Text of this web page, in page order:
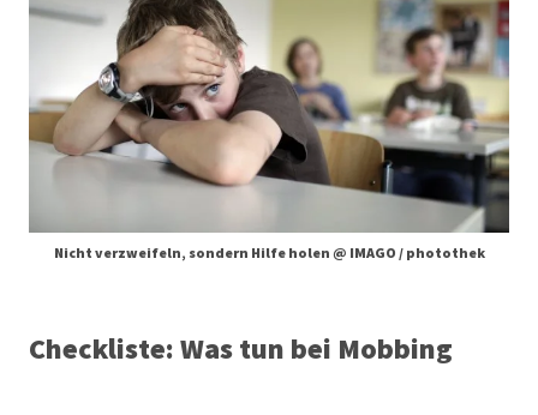
Nicht verzweifeln, sondern Hilfe holen @ IMAGO / photothek
Checkliste: Was tun bei Mobbing